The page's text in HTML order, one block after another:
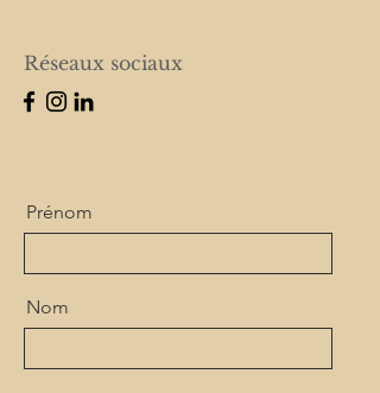
Réseaux sociaux
Prénom
Nom